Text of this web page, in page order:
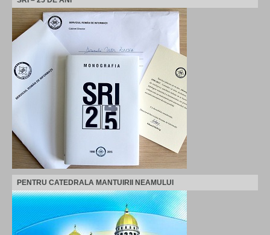
PENTRU CATEDRALA MANTUIRII NEAMULUI